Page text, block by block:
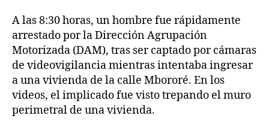
A las 8:30 horas, un hombre fue rápidamente
arrestado por la Dirección Agrupación
Motorizada (DAM), tras ser captado por cámaras
de videovigilancia mientras intentaba ingresar
a una vivienda de la calle Mbororé. En los
videos, el implicado fue visto trepando el muro
perimetral de una vivienda.